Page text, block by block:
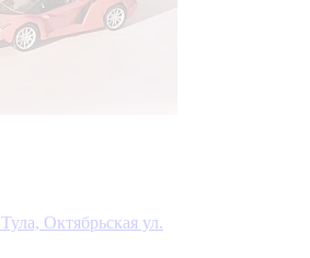
Тула, Октябрьская ул.